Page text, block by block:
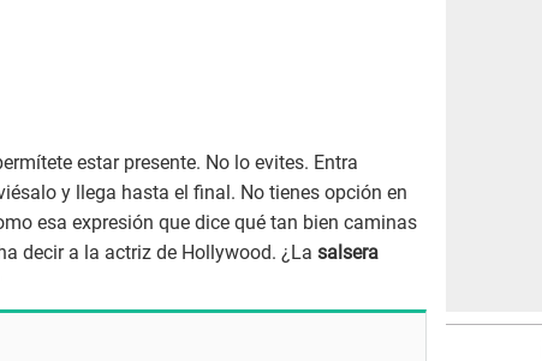
estar presente. No lo evites. Entra
y llega hasta el final. No tienes opción en
esa expresión que dice qué tan bien caminas
decir a la actriz de Hollywood. ¿La salsera